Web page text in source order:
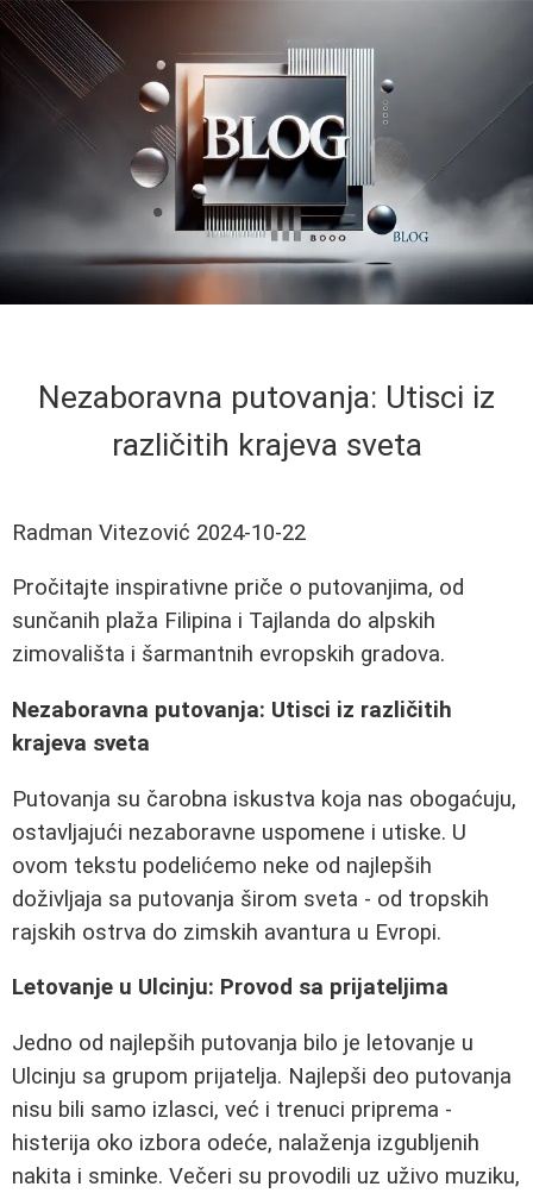
Nezaboravna putovanja: Utisci iz
različitih krajeva sveta
Radman Vitezović 2024-10-22
Pročitajte inspirativne priče o putovanjima, od
sunčanih plaža Filipina i Tajlanda do alpskih
zimovališta i šarmantnih evropskih gradova.
Nezaboravna putovanja: Utisci iz različitih
krajeva sveta
Putovanja su čarobna iskustva koja nas obogaćuju,
ostavljajući nezaboravne uspomene i utiske. U
ovom tekstu podelićemo neke od najlepših
doživljaja sa putovanja širom sveta - od tropskih
rajskih ostrva do zimskih avantura u Evropi.
Letovanje u Ulcinju: Provod sa prijateljima
Jedno od najlepših putovanja bilo je letovanje u
Ulcinju sa grupom prijatelja. Najlepši deo putovanja
nisu bili samo izlasci, već i trenuci priprema -
histerija oko izbora odeće, nalaženja izgubljenih
nakita i sminke. Večeri su provodili uz uživo muziku,